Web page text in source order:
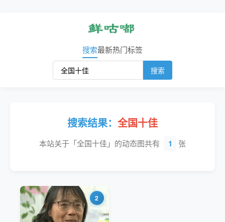
搜索最新热门标签
搜索
搜索结果： 全国十佳
本站关于「 全国十佳」的动态图共有 1 张
2